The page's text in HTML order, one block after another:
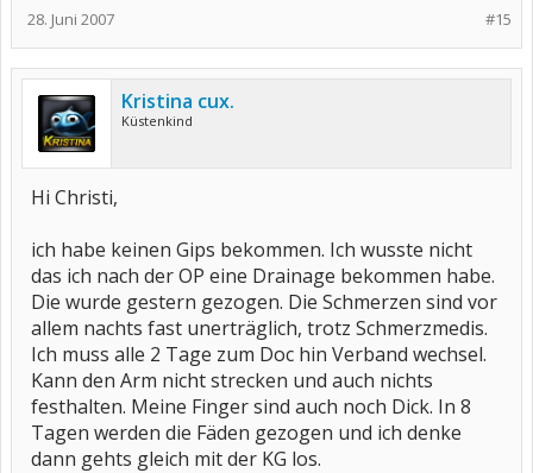
#15
28. Juni 2007
Kristina cux.
Küstenkind
Hi Christi,
ich habe keinen Gips bekommen. Ich wusste nicht
das ich nach der OP eine Drainage bekommen habe.
Die wurde gestern gezogen. Die Schmerzen sind vor
allem nachts fast unerträglich, trotz Schmerzmedis.
Ich muss alle 2 Tage zum Doc hin Verband wechsel.
Kann den Arm nicht strecken und auch nichts
festhalten. Meine Finger sind auch noch Dick. In 8
Tagen werden die Fäden gezogen und ich denke
dann gehts gleich mit der KG los.